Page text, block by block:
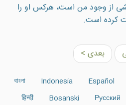
از وجود من است، هرکس او را
کرده است.
بعدی >
Español
Indonesia
বাংলা
Русский
Bosanski
हिन्दी